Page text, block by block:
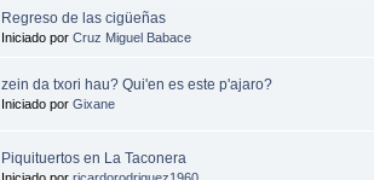
Regreso de las cigüeñas
Iniciado por Cruz Miguel Babace
zein da txori hau? Qui'en es este p'ajaro?
Iniciado por Gixane
Piquituertos en La Taconera
Iniciado por ricardorodriguez1960